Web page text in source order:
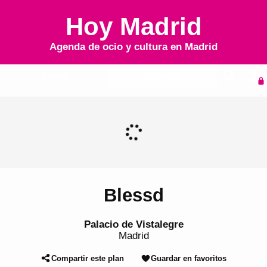
Hoy Madrid
Agenda de ocio y cultura en Madrid
Blessd
Palacio de Vistalegre
Madrid
Compartir este plan Guardar en favoritos